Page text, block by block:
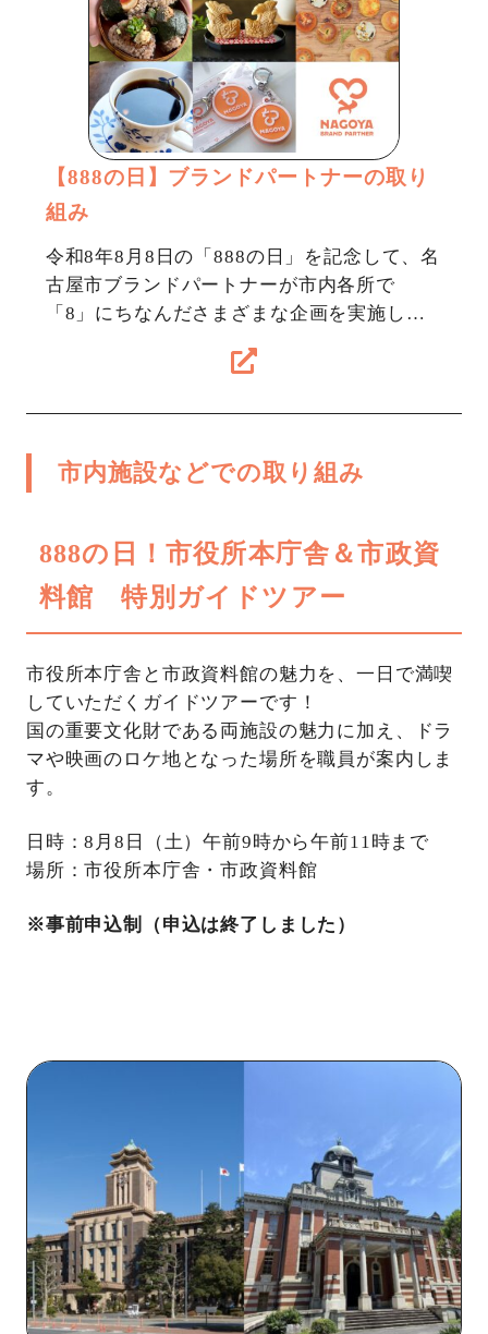
【888の日】ブランドパートナーの取り
組み
令和8年8月8日の「888の日」を記念して、名
古屋市ブランドパートナーが市内各所で
「8」にちなんださまざまな企画を実施しま
格、プレゼント、体験イベントなど、この…
市内施設などでの取り組み
888の日！市役所本庁舎＆市政資
料館 特別ガイドツアー
市役所本庁舎と市政資料館の魅力を、一日で満喫
していただくガイドツアーです！
国の重要文化財である両施設の魅力に加え、ドラ
マや映画のロケ地となった場所を職員が案内しま
す。
日時：8月8日（土）午前9時から午前11時まで
場所：市役所本庁舎・市政資料館
※事前申込制（申込は終了しました）